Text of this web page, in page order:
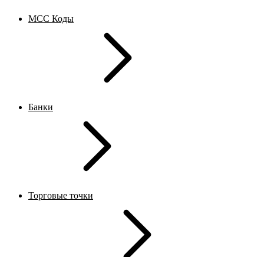
MCC Коды
Банки
Торговые точки